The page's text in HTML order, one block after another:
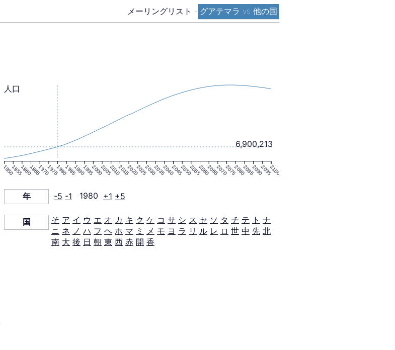
メーリングリスト - グアテマラ vs 他の国
1950195519601965197019751980198519901995200020052010201520202025203020352040204520502055206020652070207520802085209020952100
6,900,213
人口
年 -5 -1 1980 +1 +5
国 そ ア イ ウ エ オ カ キ ク ケ コ サ シ ス セ ソ タ チ テ ト ナ
ニ ネ ノ ハ フ ヘ ホ マ ミ メ モ ヨ ラ リ ル レ ロ 世 中 先 北
南 大 後 日 朝 東 西 赤 開 香